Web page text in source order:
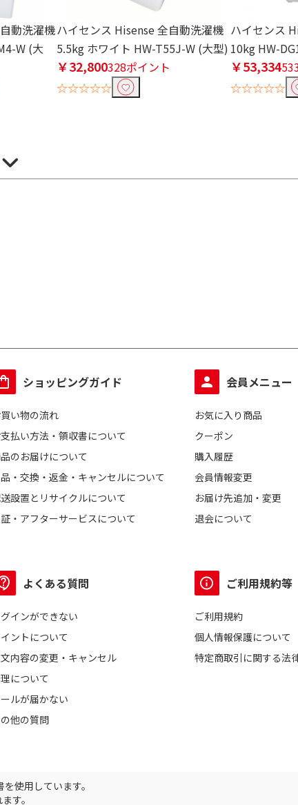
動洗濯機
W (大
ハイセンス Hisense 全自動洗濯機
5.5kg ホワイト HW-T55J-W (大型)
￥32,800328ポイント
☆☆☆☆☆
ハイセンス
10kg HW-
￥53,334
☆☆☆☆☆
ショッピングガイド
い物の流れ
払い方法・領収書について
のお届けについて
・交換・返金・キャンセルについて
設置とリサイクルについて
・アフターサービスについて
会員メニュー
お気に入り商品
クーポン
購入履歴
会員情報変更
お届け先追加・変更
退会について
よくある質問
インができない
ントについて
内容の変更・キャンセル
について
ルが届かない
他の質問
ご利用規約等
ご利用規約
個人情報保護について
特定商取引に関する法
使用しています。
す。